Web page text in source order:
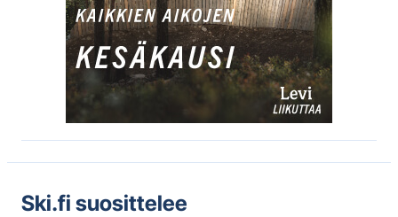
Ski.fi suosittelee